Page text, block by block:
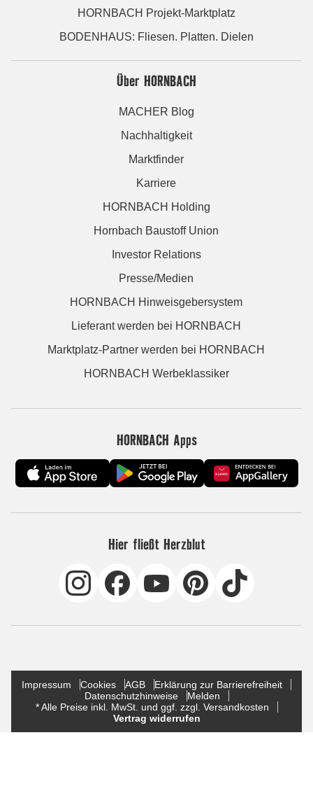
HORNBACH Projekt-Marktplatz
BODENHAUS: Fliesen. Platten. Dielen
Über HORNBACH
MACHER Blog
Nachhaltigkeit
Marktfinder
Karriere
HORNBACH Holding
Hornbach Baustoff Union
Investor Relations
Presse/Medien
HORNBACH Hinweisgebersystem
Lieferant werden bei HORNBACH
Marktplatz-Partner werden bei HORNBACH
HORNBACH Werbeklassiker
HORNBACH Apps
Hier fließt Herzblut
Impressum Cookies AGB
Erklärung zur Barrierefreiheit
Datenschutzhinweise
Melden
* Alle Preise inkl. MwSt. und ggf. zzgl. Versandkosten
Vertrag widerrufen